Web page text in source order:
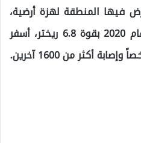
فيها المنطقة لهزة أرضية،
إذ شهدت زلزالاً مدمراً في عام 2020 بقوة 6.8 ريختر، أسفر